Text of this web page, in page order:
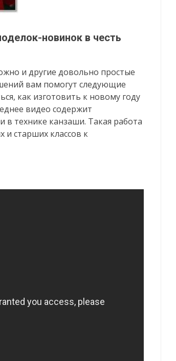
новинок в честь
и другие довольно простые
вам помогут следующие
как изготовить к новому году
видео содержит
технике канзаши. Такая работа
и старших классов к